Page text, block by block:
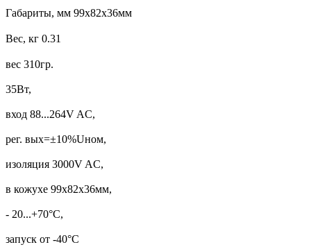
Габариты, мм 99х82х36мм
Вес, кг 0.31
вес 310гр.
35Вт,
вход 88...264V AC,
рег. вых=±10%Uном,
изоляция 3000V AC,
в кожухе 99х82х36мм,
- 20...+70°С,
запуск от -40°С